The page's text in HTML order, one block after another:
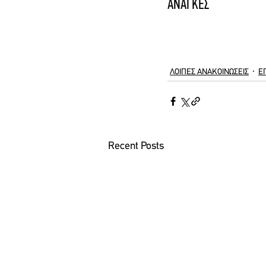
ΑΝΑΓΚΕΣ
ΛΟΙΠΕΣ ΑΝΑΚΟΙΝΩΣΕΙΣ
Recent Posts